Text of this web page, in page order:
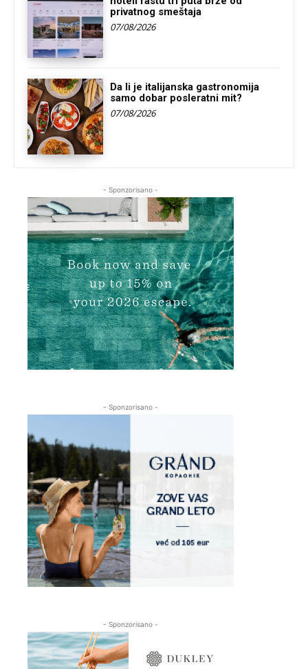
privatnog smeštaja
07/08/2026
Da li je italijanska gastronomija
samo dobar posleratni mit?
07/08/2026
- Sponzorisano -
- Sponzorisano -
- Sponzorisano -